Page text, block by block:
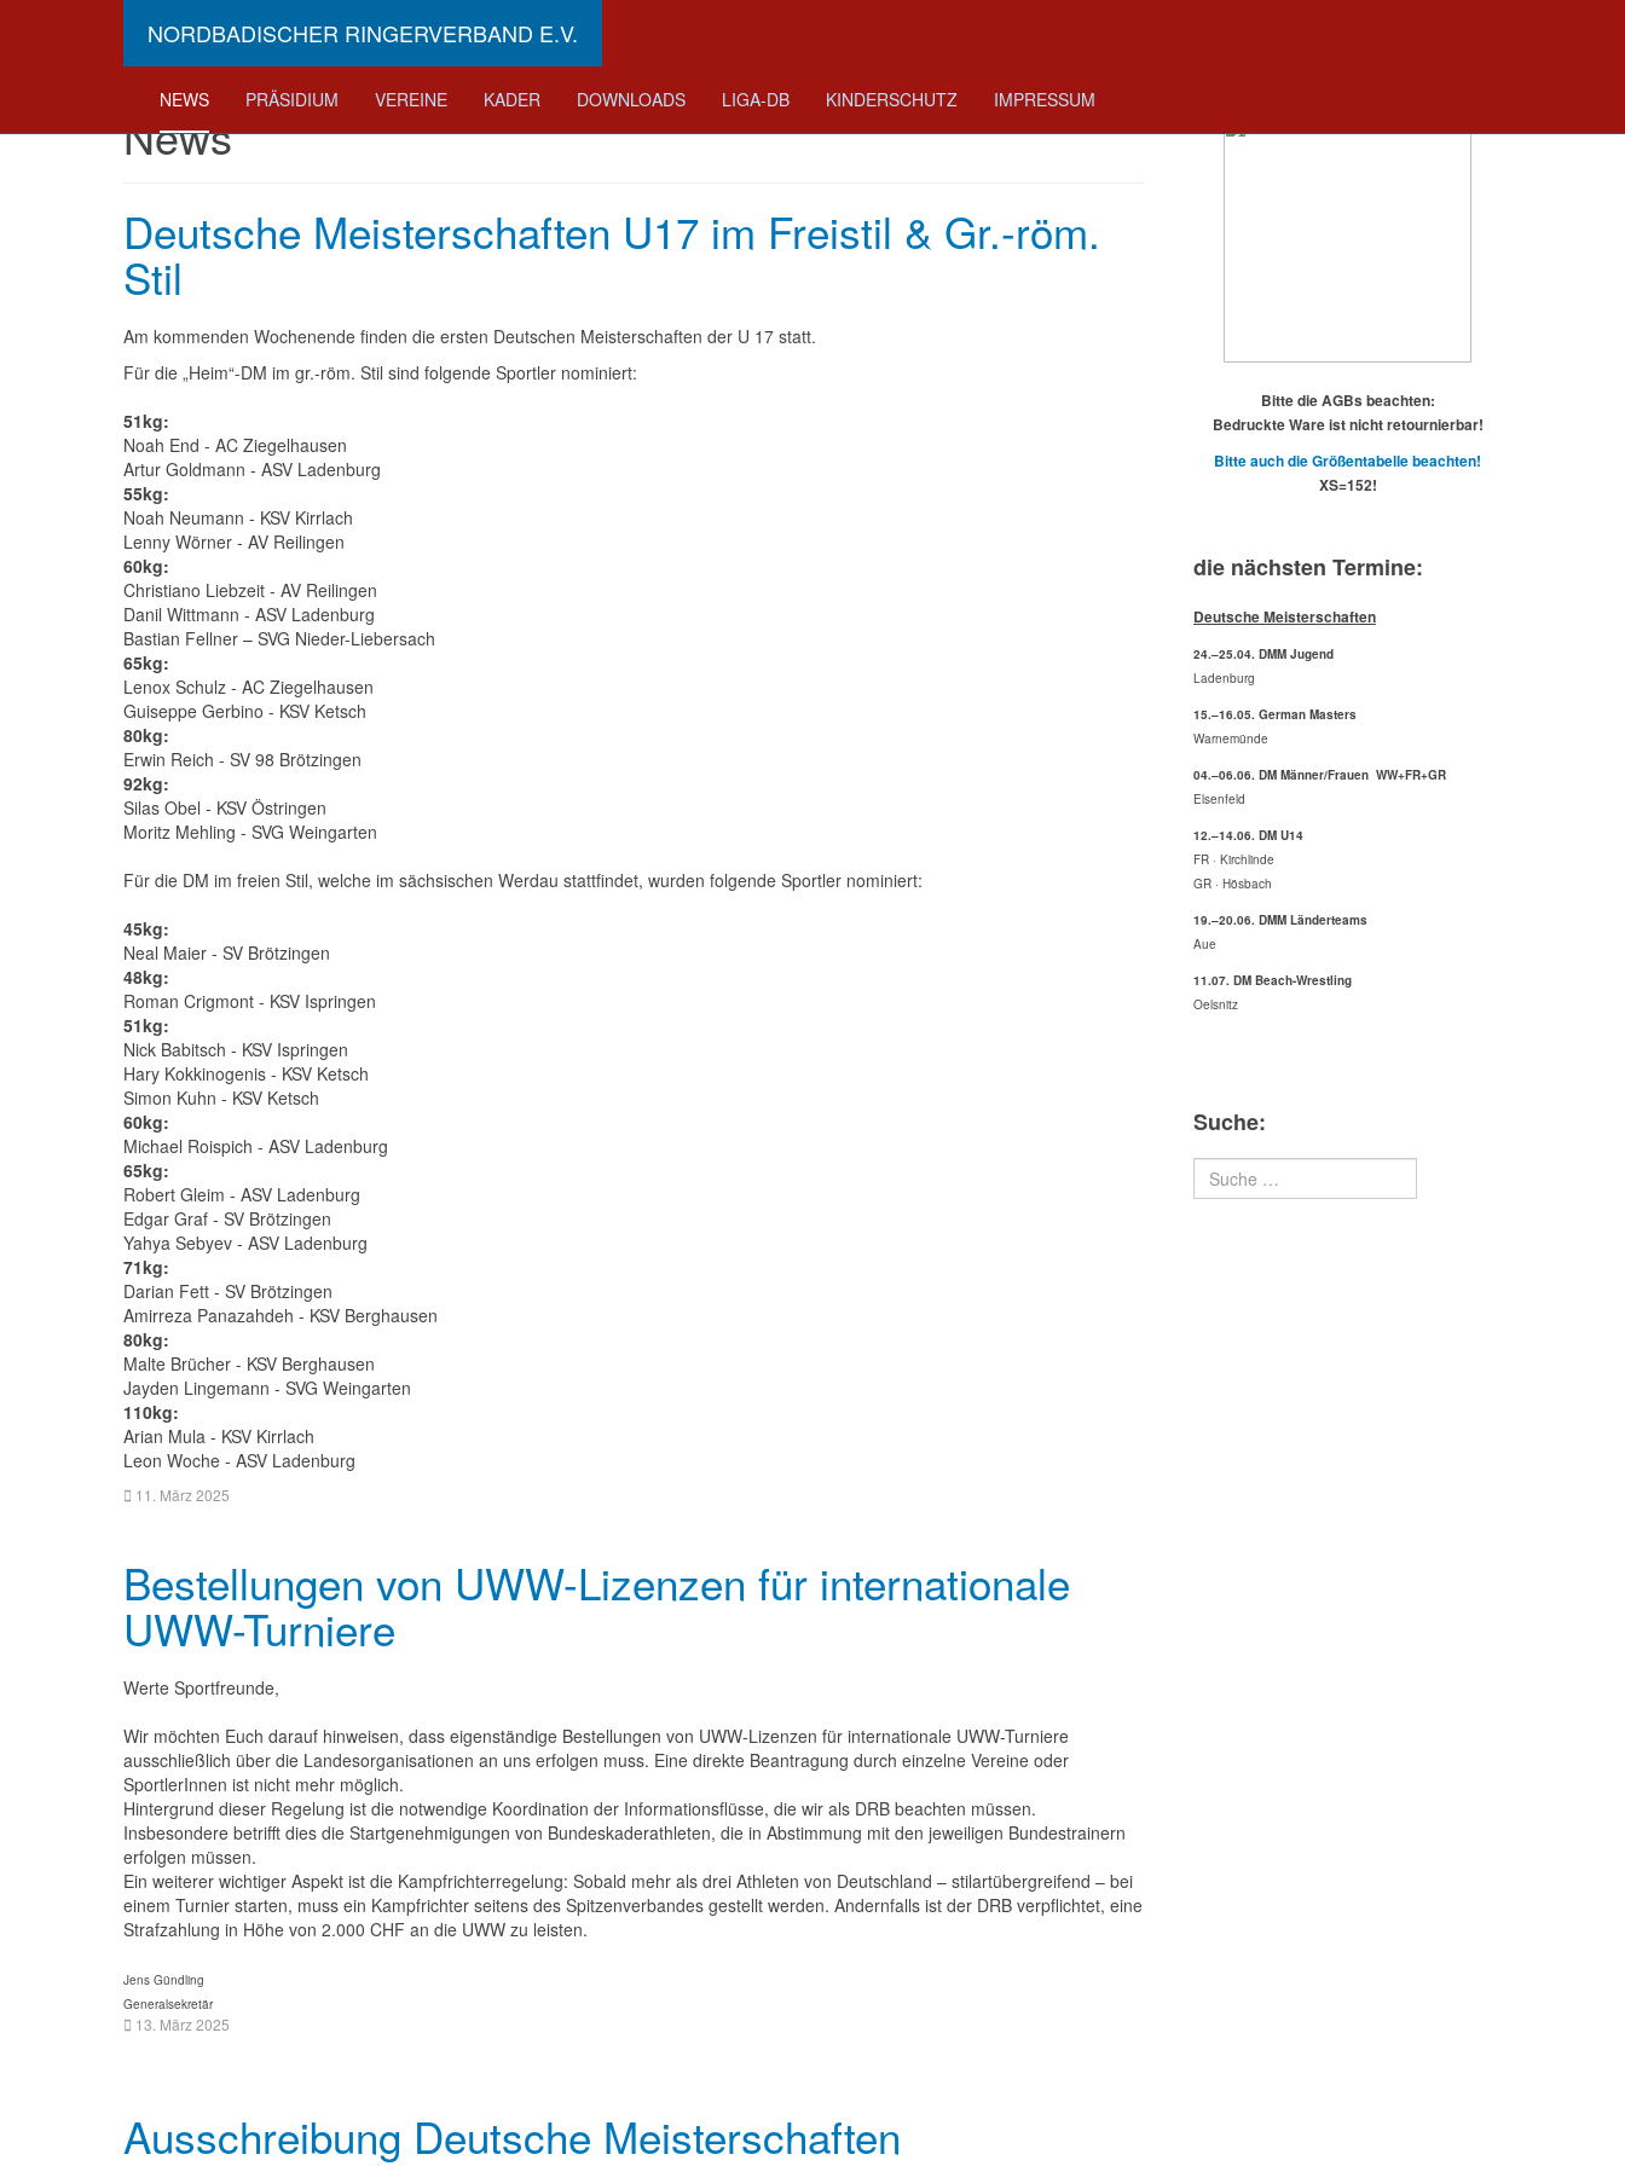
NORDBADISCHER RINGERVERBAND E.V.
NEWS PRÄSIDIUM VEREINE KADER DOWNLOADS LIGA-DB KINDERSCHUTZ IMPRESSUM
News
Deutsche Meisterschaften U17 im Freistil & Gr.-röm.
Stil
Am kommenden Wochenende finden die ersten Deutschen Meisterschaften der U 17 statt.
Für die „Heim“-DM im gr.-röm. Stil sind folgende Sportler nominiert:
51kg:
Noah End - AC Ziegelhausen
Artur Goldmann - ASV Ladenburg
55kg:
Noah Neumann - KSV Kirrlach
Lenny Wörner - AV Reilingen
60kg:
Christiano Liebzeit - AV Reilingen
Danil Wittmann - ASV Ladenburg
Bastian Fellner – SVG Nieder-Liebersach
65kg:
Lenox Schulz - AC Ziegelhausen
Guiseppe Gerbino - KSV Ketsch
80kg:
Erwin Reich - SV 98 Brötzingen
92kg:
Silas Obel - KSV Östringen
Moritz Mehling - SVG Weingarten
Für die DM im freien Stil, welche im sächsischen Werdau stattfindet, wurden folgende Sportler nominiert:
45kg:
Neal Maier - SV Brötzingen
48kg:
Roman Crigmont - KSV Ispringen
51kg:
Nick Babitsch - KSV Ispringen
Hary Kokkinogenis - KSV Ketsch
Simon Kuhn - KSV Ketsch
60kg:
Michael Roispich - ASV Ladenburg
65kg:
Robert Gleim - ASV Ladenburg
Edgar Graf - SV Brötzingen
Yahya Sebyev - ASV Ladenburg
71kg:
Darian Fett - SV Brötzingen
Amirreza Panazahdeh - KSV Berghausen
80kg:
Malte Brücher - KSV Berghausen
Jayden Lingemann - SVG Weingarten
110kg:
Arian Mula - KSV Kirrlach
Leon Woche - ASV Ladenburg
11. März 2025
Bestellungen von UWW-Lizenzen für internationale
UWW-Turniere
Werte Sportfreunde,
Wir möchten Euch darauf hinweisen, dass eigenständige Bestellungen von UWW-Lizenzen für internationale UWW-Turniere
ausschließlich über die Landesorganisationen an uns erfolgen muss. Eine direkte Beantragung durch einzelne Vereine oder
SportlerInnen ist nicht mehr möglich.
Hintergrund dieser Regelung ist die notwendige Koordination der Informationsflüsse, die wir als DRB beachten müssen.
Insbesondere betrifft dies die Startgenehmigungen von Bundeskaderathleten, die in Abstimmung mit den jeweiligen Bundestrainern
erfolgen müssen.
Ein weiterer wichtiger Aspekt ist die Kampfrichterregelung: Sobald mehr als drei Athleten von Deutschland – stilartübergreifend – bei
einem Turnier starten, muss ein Kampfrichter seitens des Spitzenverbandes gestellt werden. Andernfalls ist der DRB verpflichtet, eine
Strafzahlung in Höhe von 2.000 CHF an die UWW zu leisten.
Jens Gündling
Generalsekretär
13. März 2025
Ausschreibung Deutsche Meisterschaften
Bitte die AGBs beachten:
Bedruckte Ware ist nicht retournierbar!
Bitte auch die Größentabelle beachten!
XS=152!
die nächsten Termine:
Deutsche Meisterschaften
24.–25.04. DMM Jugend
Ladenburg
15.–16.05. German Masters
Warnemünde
04.–06.06. DM Männer/Frauen WW+FR+GR
Elsenfeld
12.–14.06. DM U14
FR · Kirchlinde
GR · Hösbach
19.–20.06. DMM Länderteams
Aue
11.07. DM Beach-Wrestling
Oelsnitz
Suche:
Suchen